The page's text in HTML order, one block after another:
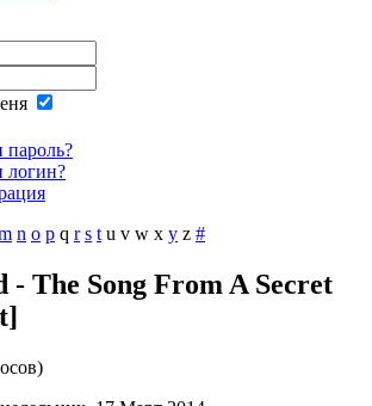
пароль?
логин?
n o p q r s t u v w x y z #
- The Song From A Secret